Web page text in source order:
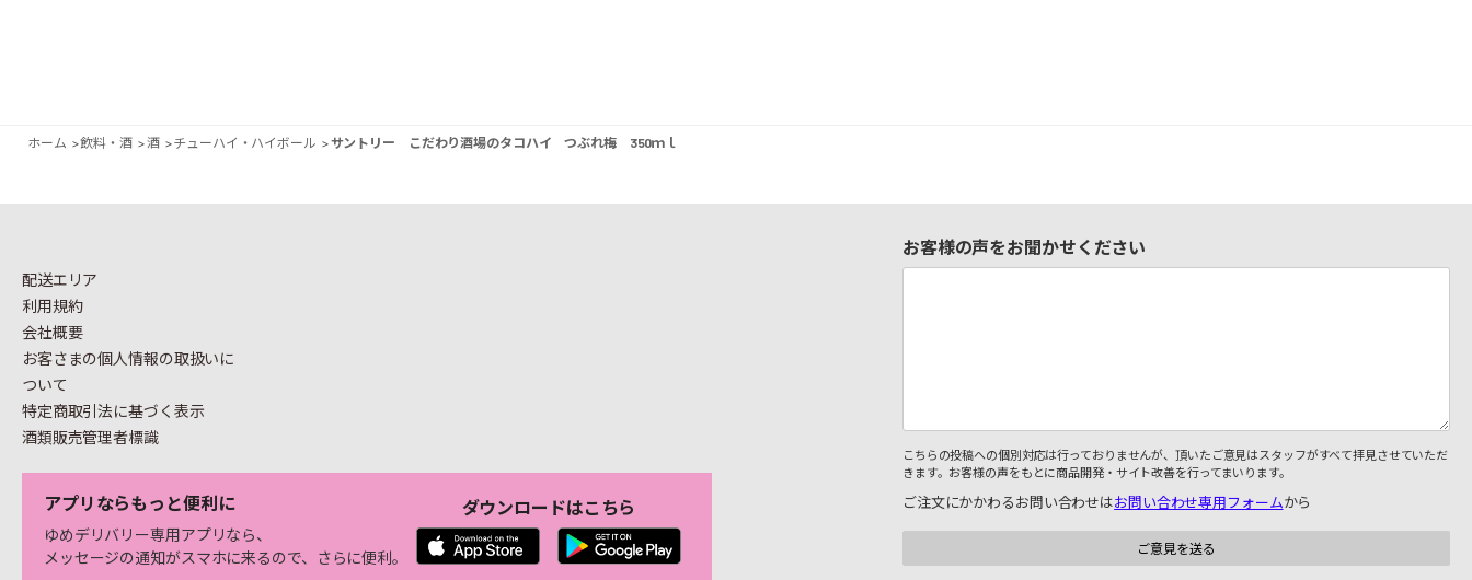
ホーム >飲料・酒 >酒 >チューハイ・ハイボール >サントリー こだわり酒場のタコハイ つぶれ梅 350ｍｌ
配送エリア
利用規約
会社概要
お客さまの個人情報の取扱いに
ついて
特定商取引法に基づく表示
酒類販売管理者標識
アプリならもっと便利に
ゆめデリバリー専用アプリなら、
メッセージの通知がスマホに来るので、さらに便利。
ダウンロードはこちら
お客様の声をお聞かせください
こちらの投稿への個別対応は行っておりませんが、頂いたご意見はスタッフがすべて拝見させていただ
きます。お客様の声をもとに商品開発・サイト改善を行ってまいります。
ご注文にかかわるお問い合わせはお問い合わせ専用フォームから